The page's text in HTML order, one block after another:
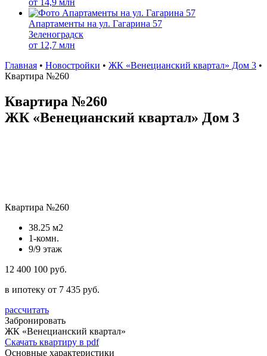
от 14,9 млн
Апартаменты на ул. Гагарина 57
Зеленоградск
от 12,7 млн
Главная • Новостройки • ЖК «Венецианский квартал» Дом 3 •
Квартира №260
Квартира №260
ЖК «Венецианский квартал» Дом 3
Квартира №260
38.25 м2
1-комн.
9/9 этаж
12 400 100 руб.
в ипотеку от 7 435 руб.
рассчитать
Забронировать
ЖК «Венецианский квартал»
Скачать квартиру в pdf
Основные характеристики